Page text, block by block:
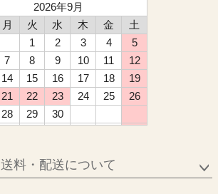
2026年9月
月 火 水 木 金
土
1
2 3 4
5
7 8 9 10 11
12
14 15 16 17 18
19
21 22 23 24 25
26
28 29
30
送料・配送について